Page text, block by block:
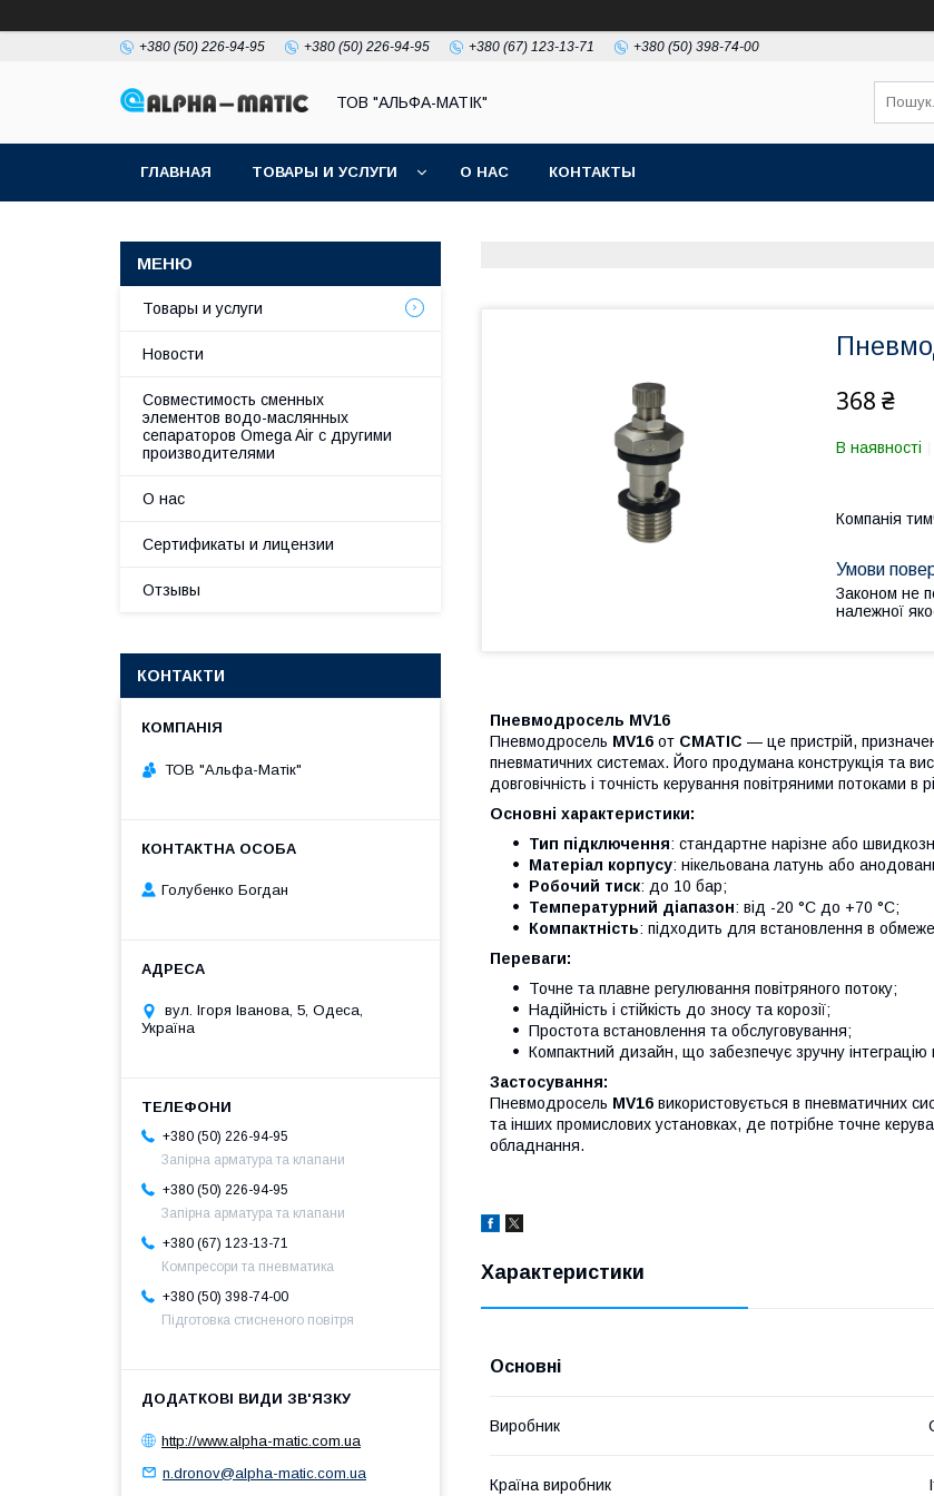
+380 (50) 226-94-95 +380 (50) 226-94-95 +380 (67) 123-13-71 +380 (50) 398-74-00
ТОВ "АЛЬФА-МАТІК"
ГЛАВНАЯ ТОВАРЫ И УСЛУГИ О НАС КОНТАКТЫ
368 ₴
В наявності
Компанія
Законом не
належної
Пневмодросель MV16
Пневмодросель MV16 от CMATIC — це пристрій,
пневматичних системах. Його продумана конструкція та
довговічність і точність керування повітряними потоками в
Основні характеристики:
Тип підключення: стандартне нарізне або
Матеріал корпусу: нікельована латунь або
Робочий тиск: до 10 бар;
Температурний діапазон: від -20 °C до +70 °C;
Компактність: підходить для встановлення в
Переваги:
Точне та плавне регулювання повітряного потоку;
Надійність і стійкість до зносу та корозії;
Простота встановлення та обслуговування;
Компактний дизайн, що забезпечує зручну інтеграцію
Застосування:
Пневмодросель MV16 використовується в пневматичних
та інших промислових установках, де потрібне точне
обладнання.
Характеристики
Основні
Виробник
Країна виробник
Товары и услуги
Новости
Совместимость сменных
элементов водо-маслянных
сепараторов Omega Air с другими
производителями
О нас
Сертификаты и лицензии
Отзывы
КОНТАКТИ
ТОВ "Альфа-Матік"
Голубенко Богдан
вул. Ігоря Іванова, 5, Одеса,
Україна
+380 (50) 226-94-95
Запірна арматура та клапани
+380 (50) 226-94-95
Запірна арматура та клапани
+380 (67) 123-13-71
Компресори та пневматика
+380 (50) 398-74-00
Підготовка стисненого повітря
http://www.alpha-matic.com.ua
n.dronov@alpha-matic.com.ua